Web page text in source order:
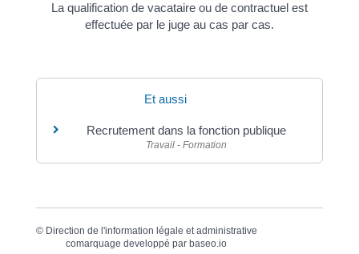
La qualification de vacataire ou de contractuel est
effectuée par le juge au cas par cas.
Et aussi
Recrutement dans la fonction publique
Travail - Formation
© Direction de l'information légale et administrative
comarquage developpé par baseo.io